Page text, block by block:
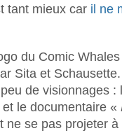
tant mieux car il ne
du Comic
Sita et
de visionnages
le documentaire «
ne se pas projeter